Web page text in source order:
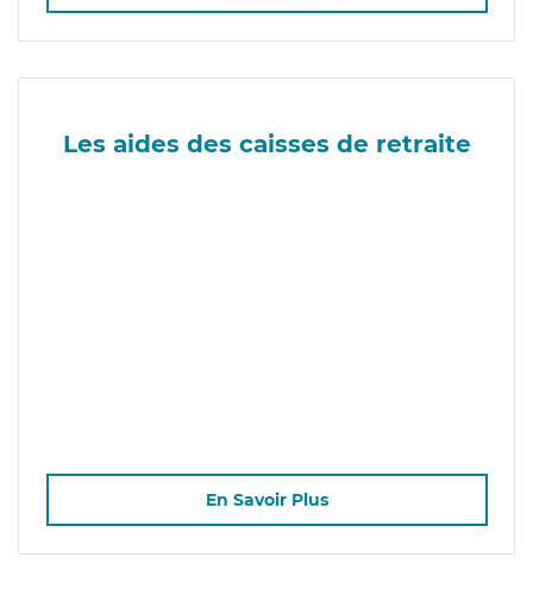
Les aides des caisses de retraite
En Savoir Plus